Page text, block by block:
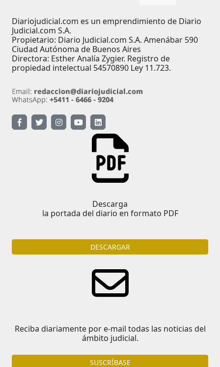
Diariojudicial.com es un emprendimiento de Diario
Judicial.com S.A.
Propietario: Diario Judicial.com S.A. Amenábar 590
Ciudad Autónoma de Buenos Aires
Directora: Esther Analía Zygier. Registro de
propiedad intelectual 54570890 Ley 11.723.
Descarga
la portada del diario en formato PDF
DESCARGAR
Reciba diariamente por e-mail todas las noticias del
ámbito judicial.
SUSCRÍBASE